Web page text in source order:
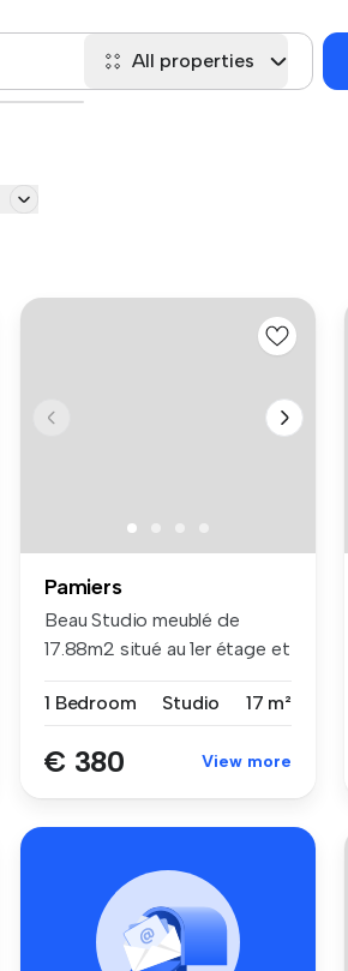
All properties
Pamiers
Beau Studio meublé de
17.88m2 situé au 1er étage et
1 Bedroom
Studio 17 m²
€ 380 View more